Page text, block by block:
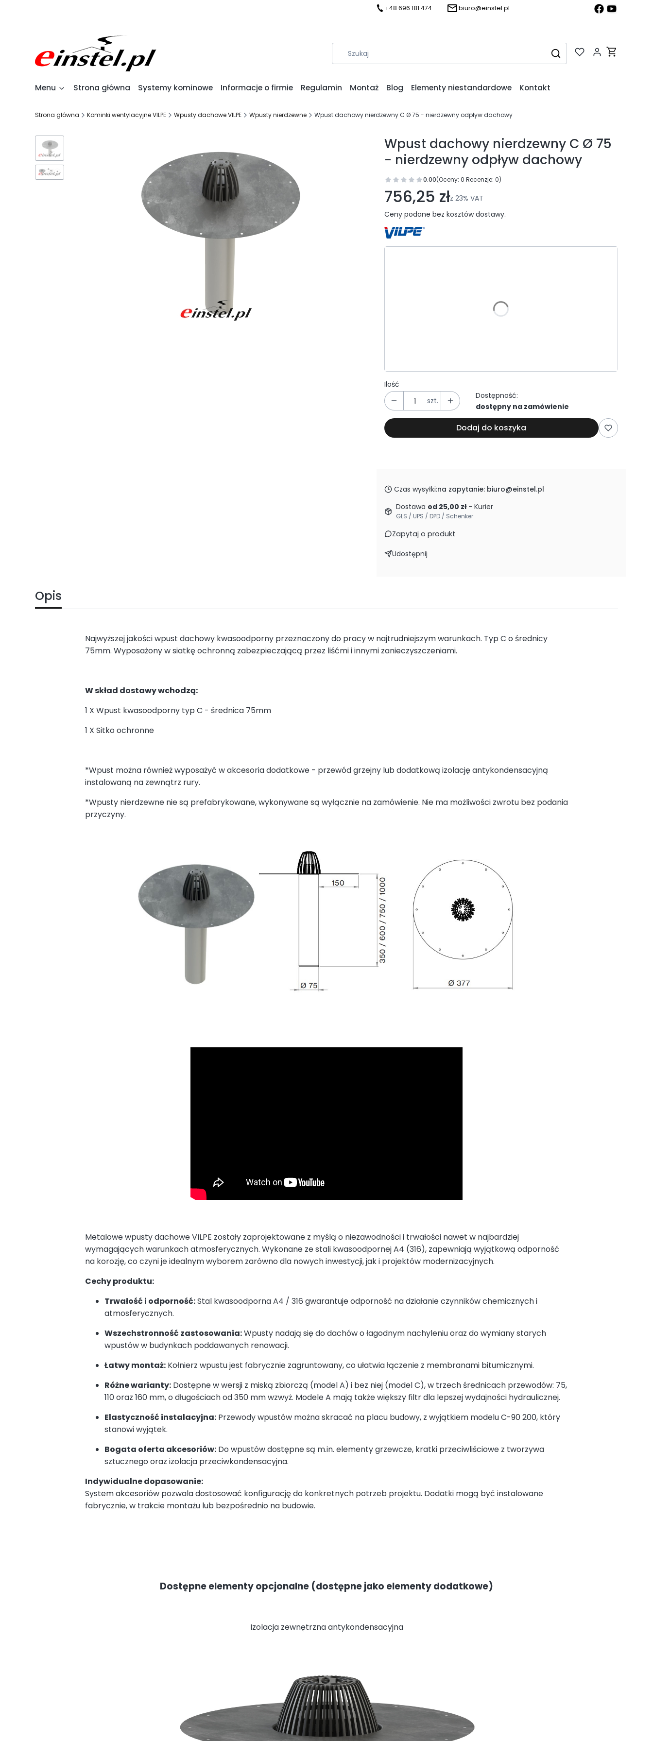
+48 696 181 474 biuro@einstel.pl
WyczyśćSzukaj
Produkty w
Menu Strona główna Systemy kominowe Informacje o firmie Regulamin Montaż Blog Elementy niestandardowe Kontakt
Strona główna Kominki wentylacyjne VILPE Wpusty dachowe VILPE Wpusty nierdzewne Wpust dachowy nierdzewny C Ø 75 - nierdzewny odpływ dachowy
Wpust dachowy nierdzewny C Ø 75
- nierdzewny odpływ dachowy
0.00(Oceny: 0 Recenzje: 0)
Przejdź do sekcji Opinie
756,25 złz 23% VAT
Ceny podane bez kosztów dostawy.
Ilość
szt.
Dostępność:
dostępny na zamówienie
Dodaj do koszyka
Czas wysyłki:na zapytanie: biuro@einstel.pl
Dostawa od 25,00 zł - Kurier
GLS / UPS / DPD / Schenker
Zapytaj o produkt
Udostępnij
Opis
Najwyższej jakości wpust dachowy kwasoodporny przeznaczony do pracy w najtrudniejszym warunkach. Typ C o średnicy
75mm. Wyposażony w siatkę ochronną zabezpieczającą przez liśćmi i innymi zanieczyszczeniami.
W skład dostawy wchodzą:
1 X Wpust kwasoodporny typ C - średnica 75mm
1 X Sitko ochronne
*Wpust można również wyposażyć w akcesoria dodatkowe - przewód grzejny lub dodatkową izolację antykondensacyjną
instalowaną na zewnątrz rury.
*Wpusty nierdzewne nie są prefabrykowane, wykonywane są wyłącznie na zamówienie. Nie ma możliwości zwrotu bez podania
przyczyny.
Metalowe wpusty dachowe VILPE zostały zaprojektowane z myślą o niezawodności i trwałości nawet w najbardziej
wymagających warunkach atmosferycznych. Wykonane ze stali kwasoodpornej A4 (316), zapewniają wyjątkową odporność
na korozję, co czyni je idealnym wyborem zarówno dla nowych inwestycji, jak i projektów modernizacyjnych.
Cechy produktu:
Trwałość i odporność:Stal kwasoodporna A4 / 316 gwarantuje odporność na działanie czynników chemicznych i
atmosferycznych.
Wszechstronność zastosowania:Wpusty nadają się do dachów o łagodnym nachyleniu oraz do wymiany starych
wpustów w budynkach poddawanych renowacji.
Łatwy montaż:Kołnierz wpustu jest fabrycznie zagruntowany, co ułatwia łączenie z membranami bitumicznymi.
Różne warianty:Dostępne w wersji z miską zbiorczą (model A) i bez niej (model C), w trzech średnicach przewodów: 75,
110 oraz 160 mm, o długościach od 350 mm wzwyż. Modele A mają także większy filtr dla lepszej wydajności hydraulicznej.
Elastyczność instalacyjna:Przewody wpustów można skracać na placu budowy, z wyjątkiem modelu C-90 200, który
stanowi wyjątek.
Bogata oferta akcesoriów:Do wpustów dostępne są m.in. elementy grzewcze, kratki przeciwliściowe z tworzywa
sztucznego oraz izolacja przeciwkondensacyjna.
Indywidualne dopasowanie:
System akcesoriów pozwala dostosować konfigurację do konkretnych potrzeb projektu. Dodatki mogą być instalowane
fabrycznie, w trakcie montażu lub bezpośrednio na budowie.
Dostępne elementy opcjonalne (dostępne jako elementy dodatkowe)
Izolacja zewnętrzna antykondensacyjna